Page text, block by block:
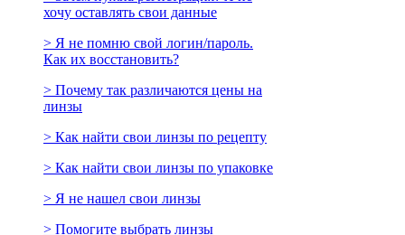
хочу оставлять свои данные
> Я не помню свой логин/пароль.
Как их восстановить?
> Почему так различаются цены на
линзы
> Как найти свои линзы по рецепту
> Как найти свои линзы по упаковке
> Я не нашел свои линзы
> Помогите выбрать линзы